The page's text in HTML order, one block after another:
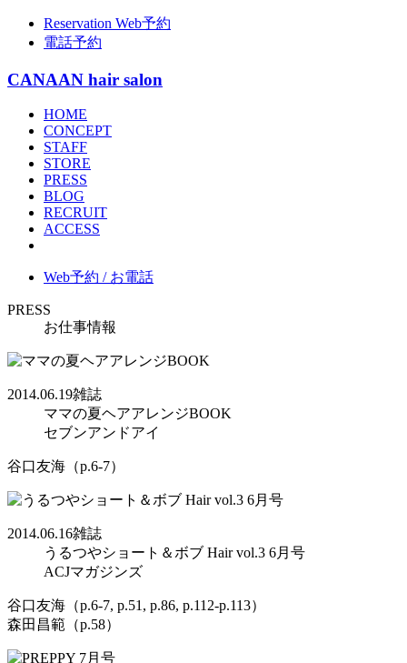
Reservation Web予約
電話予約
CANAAN hair salon
HOME
CONCEPT
STAFF
STORE
PRESS
BLOG
RECRUIT
ACCESS
Web予約 / お電話
PRESS
お仕事情報
2014.06.19雑誌
ママの夏ヘアアレンジBOOK
セブンアンドアイ
谷口友海（p.6-7）
2014.06.16雑誌
うるつやショート＆ボブ Hair vol.3 6月号
ACJマガジンズ
谷口友海（p.6-7, p.51, p.86, p.112-p.113）
森田昌範（p.58）